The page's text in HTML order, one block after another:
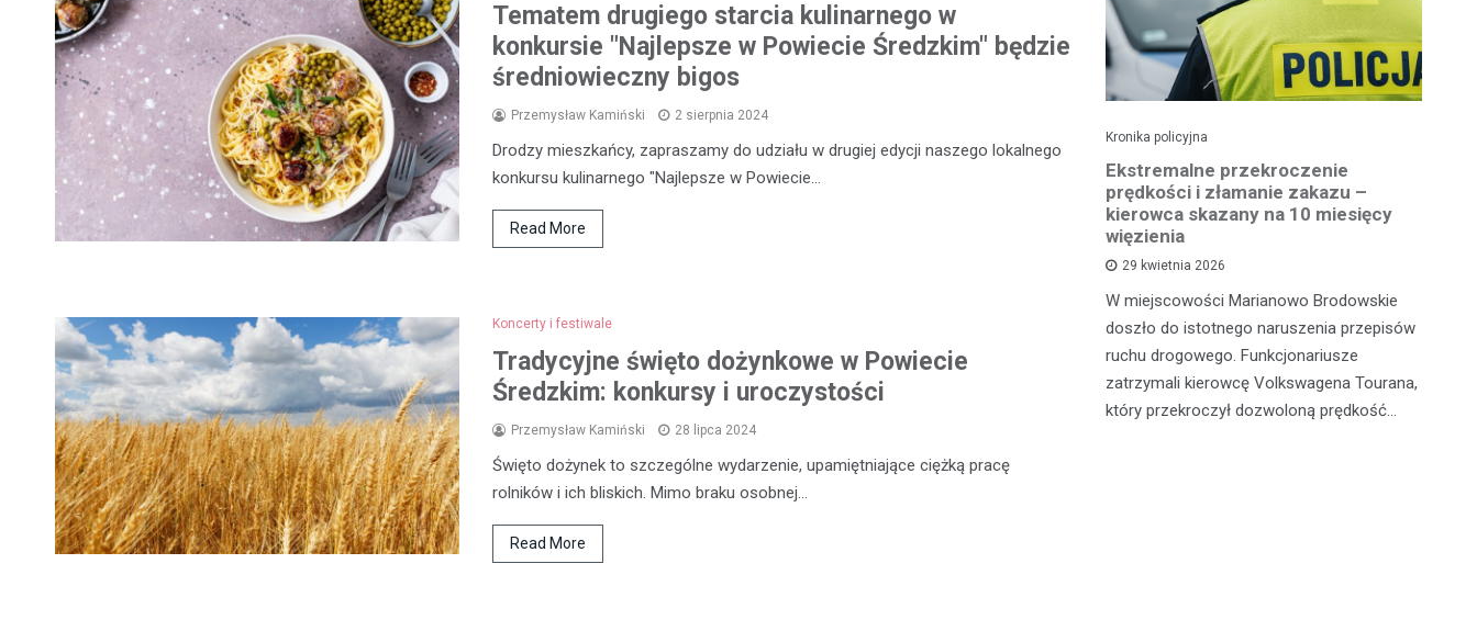
Tematem drugiego starcia kulinarnego w
konkursie "Najlepsze w Powiecie Średzkim" będzie
średniowieczny bigos
Przemysław Kamiński 2 sierpnia 2024
Drodzy mieszkańcy, zapraszamy do udziału w drugiej edycji naszego lokalnego
konkursu kulinarnego "Najlepsze w Powiecie…
Read More
Koncerty i festiwale
Tradycyjne święto dożynkowe w Powiecie
Średzkim: konkursy i uroczystości
Przemysław Kamiński 28 lipca 2024
Święto dożynek to szczególne wydarzenie, upamiętniające ciężką pracę
rolników i ich bliskich. Mimo braku osobnej…
Read More
41-latek w rękach policji z 41
substancje. Interwencja miała…
Kronika policyjna
Ekstremalne przekroczenie
prędkości i złamanie zakazu –
kierowca skazany na 10 miesięcy
więzienia
29 kwietnia 2026
W miejscowości Marianowo Brodowskie
doszło do istotnego naruszenia przepisów
ruchu drogowego. Funkcjonariusze
zatrzymali kierowcę Volkswagena Tourana,
który przekroczył dozwoloną prędkość…